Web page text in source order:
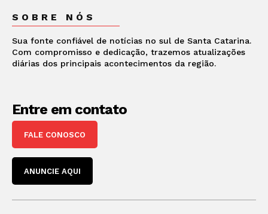
SOBRE NÓS
Sua fonte confiável de notícias no sul de Santa Catarina.
Com compromisso e dedicação, trazemos atualizações
diárias dos principais acontecimentos da região.
Entre em contato
FALE CONOSCO
ANUNCIE AQUI